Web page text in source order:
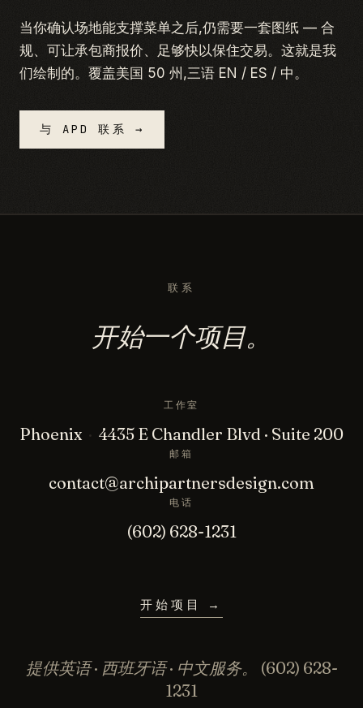
当你确认场地能支撑菜单之后,仍需要一套图纸 — 合
规、可让承包商报价、足够快以保住交易。这就是我
们绘制的。覆盖美国 50 州,三语 EN / ES / 中。
与 APD 联系 →
联系
开始一个项目。
工作室
Phoenix · 4435 E Chandler Blvd · Suite 200
邮箱
contact@archipartnersdesign.com
电话
(602) 628-1231
开始项目 →
提供英语 · 西班牙语 · 中文服务。
(602) 628-
1231